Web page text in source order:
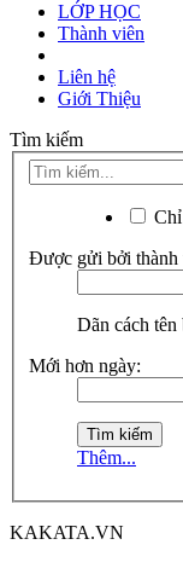
LỚP HỌC
Thành viên
Liên hệ
Giới Thiệu
Tìm kiếm
Được gửi bởi thành
Dãn cách tên
Mới hơn ngày:
Thêm...
KAKATA.VN